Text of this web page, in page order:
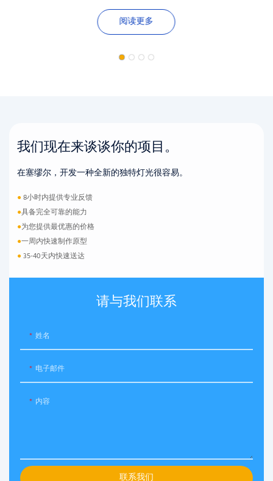
阅读更多
我们现在来谈谈你的项目。
在塞缪尔，开发一种全新的独特灯光很容易。
●8小时内提供专业反馈
●具备完全可靠的能力
●为您提供最优惠的价格
●一周内快速制作原型
●35-40天内快速送达
请与我们联系
姓名
电子邮件
内容
联系我们